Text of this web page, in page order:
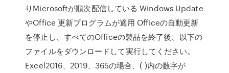
りMicrosoftが順次配信している Windows Update
やOffice 更新プログラムが適用 Officeの自動更新
を停止し、すべてのOfficeの製品を終了後、以下の
ファイルをダウンロードして実行してください。
Excel2016、2019、365の場合、( )内の数字が